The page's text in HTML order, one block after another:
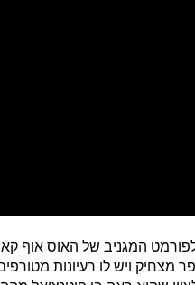
המגניב של האוס אוף
מצחיק ויש לו רעיונות